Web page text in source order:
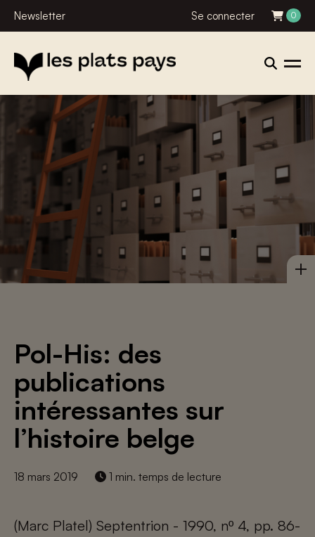
Newsletter Se connecter 0
Pol-His: des
publications
intéressantes sur
l’histoire belge
18 mars 2019 1 min. temps de lecture
(Marc Platel) Septentrion - 1990, nº 4, pp. 86-